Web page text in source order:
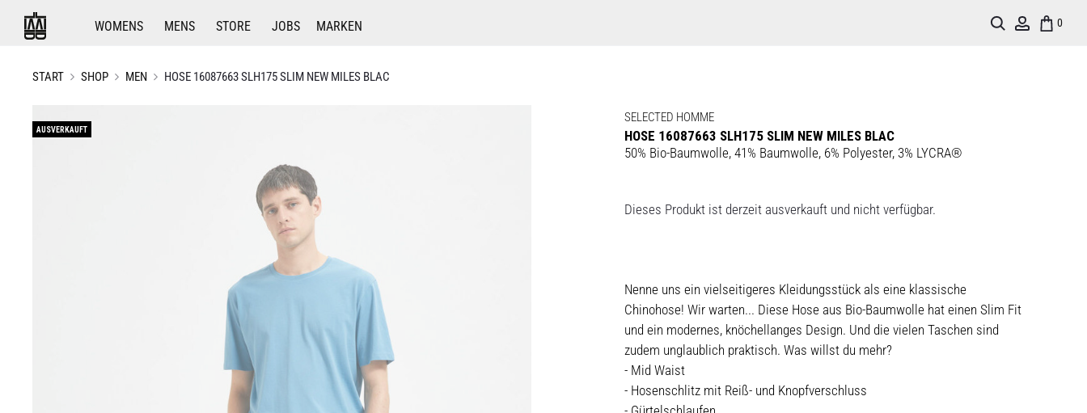
WOMENS MENS STORE JOBS MARKEN 0
Account
Search
START SHOP MEN HOSE 16087663 SLH175 SLIM NEW MILES BLAC
AUSVERKAUFT
SELECTED HOMME
HOSE 16087663 SLH175 SLIM NEW MILES BLAC
50% Bio-Baumwolle, 41% Baumwolle, 6% Polyester, 3% LYCRA®
Dieses Produkt ist derzeit ausverkauft und nicht verfügbar.
Nenne uns ein vielseitigeres Kleidungsstück als eine klassische
Chinohose! Wir warten... Diese Hose aus Bio-Baumwolle hat einen Slim Fit
und ein modernes, knöchellanges Design. Und die vielen Taschen sind
zudem unglaublich praktisch. Was willst du mehr?
- Mid Waist
- Hosenschlitz mit Reiß- und Knopfverschluss